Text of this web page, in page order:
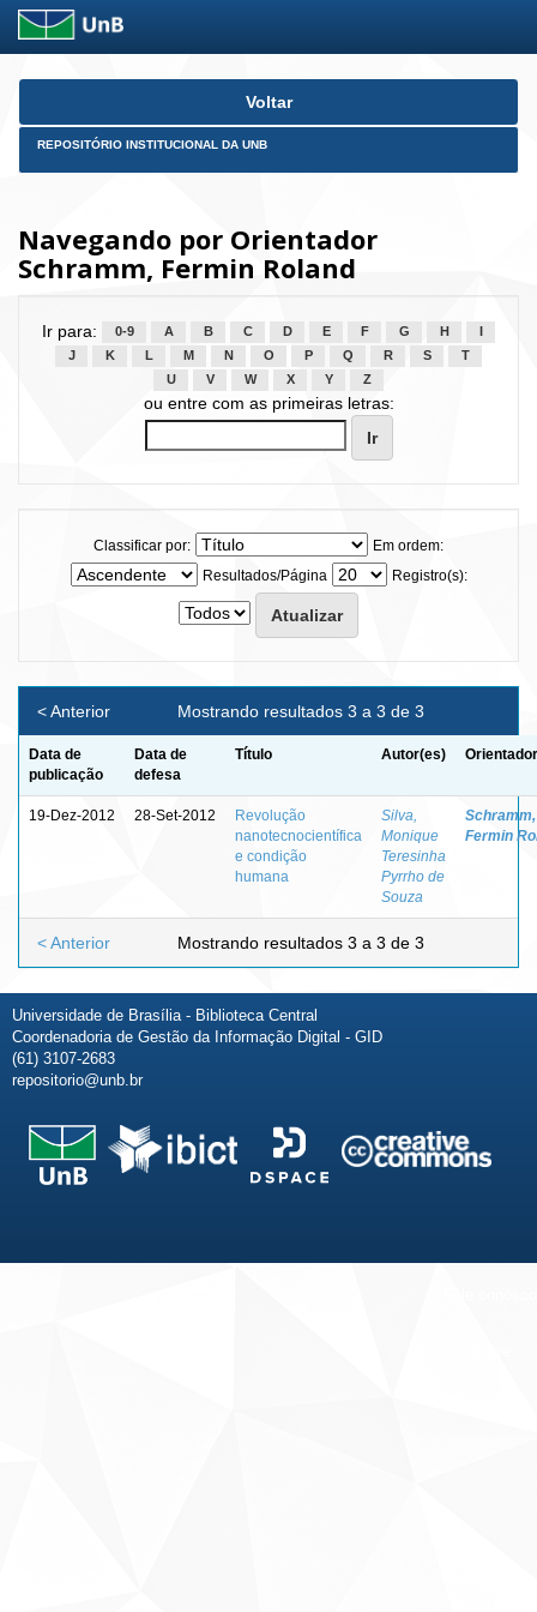
Skip
Voltar
REPOSITÓRIO INSTITUCIONAL DA UNB
Navegando por Orientador
Schramm, Fermin Roland
Ir para: 0-9 A B C D E F G H
J
K L M N O P Q R S
T
U
V W X Y Z
ou entre com as primeiras letras:
Classificar por:
Em ordem:
Resultados/Página
Registro(s):
Mostrando resultados 3 a 3 de 3
< Anterior
Data de
publicação
Data de
defesa
Título Autor(es)
19-Dez-2012 28-Set-2012
Revolução
nanotecnocientífica
e condição
humana
Silva,
Monique
Teresinha
Pyrrho de
Souza
Schramm,
Fermin
Mostrando resultados 3 a 3 de 3
< Anterior
Universidade de Brasília - Biblioteca Central
Coordenadoria de Gestão da Informação Digital - GID
(61) 3107-2683
repositorio@unb.br